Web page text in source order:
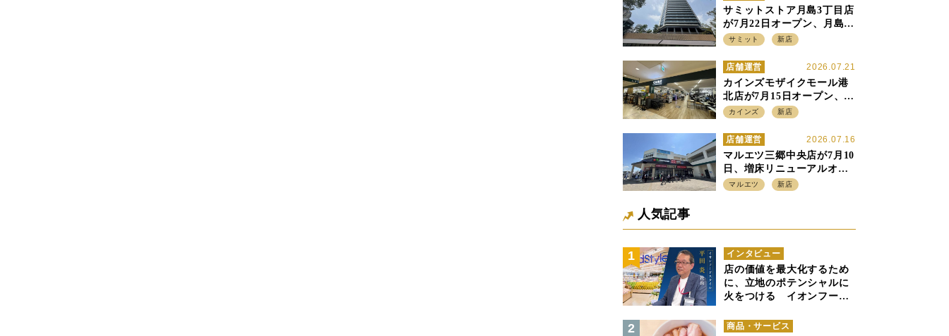
サミットストア月島3丁目店
が7月22日オープン、月島の
58階建てタワーマンション1
を出店
サミット 新店
2026.07.21
店舗運営
カインズモザイクモール港
北店が7月15日オープン、出
店強化の神奈川県、駅前
カインズ 新店
2026.07.16
店舗運営
マルエツ三郷中央店が7月10
日、増床リニューアルオー
プン、「アーバン500坪モデ
マルエツ 新店
人気記事
インタビュー
店の価値を最大化するため
に、立地のポテンシャルに
火をつける イオンフード
商品・サービス